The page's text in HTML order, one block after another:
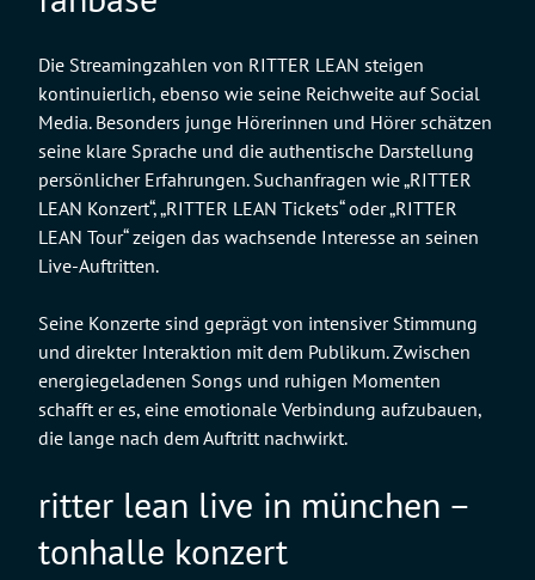
Die Streamingzahlen von RITTER LEAN steigen
kontinuierlich, ebenso wie seine Reichweite auf Social
Media. Besonders junge Hörerinnen und Hörer schätzen
seine klare Sprache und die authentische Darstellung
persönlicher Erfahrungen. Suchanfragen wie „RITTER
LEAN Konzert“, „RITTER LEAN Tickets“ oder „RITTER
LEAN Tour“ zeigen das wachsende Interesse an seinen
Live-Auftritten.
Seine Konzerte sind geprägt von intensiver Stimmung
und direkter Interaktion mit dem Publikum. Zwischen
energiegeladenen Songs und ruhigen Momenten
schafft er es, eine emotionale Verbindung aufzubauen,
die lange nach dem Auftritt nachwirkt.
ritter lean live in münchen –
tonhalle konzert